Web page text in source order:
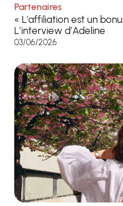
Partenaires
« L’affiliation est un
L’interview d’Adeline
03/06/2026